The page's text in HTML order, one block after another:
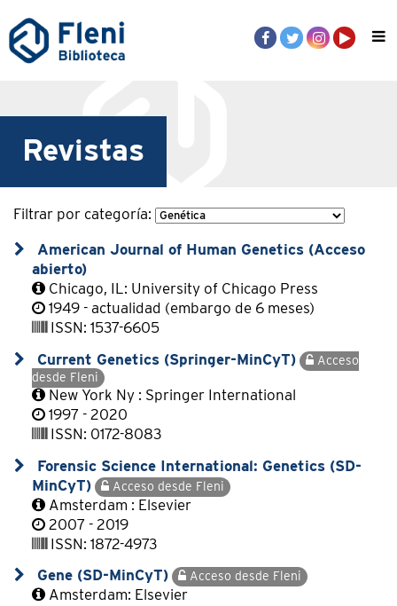
Revistas
Filtrar por categoría:
American Journal of Human Genetics (Acceso
abierto)
Chicago, IL: University of Chicago Press
1949 - actualidad (embargo de 6 meses)
ISSN: 1537-6605
Current Genetics (Springer-MinCyT)
Acceso
desde Fleni
New York Ny : Springer International
1997 - 2020
ISSN: 0172-8083
Forensic Science International: Genetics (SD-
MinCyT)
Acceso desde Fleni
Amsterdam : Elsevier
2007 - 2019
ISSN: 1872-4973
Gene (SD-MinCyT)
Acceso desde Fleni
Amsterdam: Elsevier